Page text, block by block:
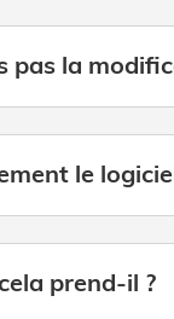
la
le
prend-il ?